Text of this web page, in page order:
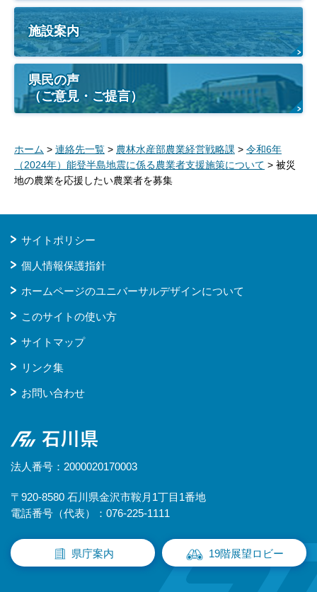
施設案内
県民の声
（ご意見・ご提言）
ホーム > 連絡先一覧 > 農林水産部農業経営戦略課 > 令和6年
（2024年）能登半島地震に係る農業者支援施策について > 被災
地の農業を応援したい農業者を募集
サイトポリシー
個人情報保護指針
ホームページのユニバーサルデザインについて
このサイトの使い方
サイトマップ
リンク集
お問い合わせ
石川県
法人番号：2000020170003
〒920-8580 石川県金沢市鞍月1丁目1番地
電話番号（代表）：076-225-1111
県庁案内 19階展望ロビー